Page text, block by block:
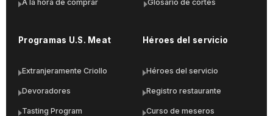
A la hora de comprar Glosario de cortes
Programas U.S. Meat
Extranjeramente Criollo
Devoradores
Tasting Program
Héroes del servicio
Héroes del servicio
Registro restaurante
Curso de meseros